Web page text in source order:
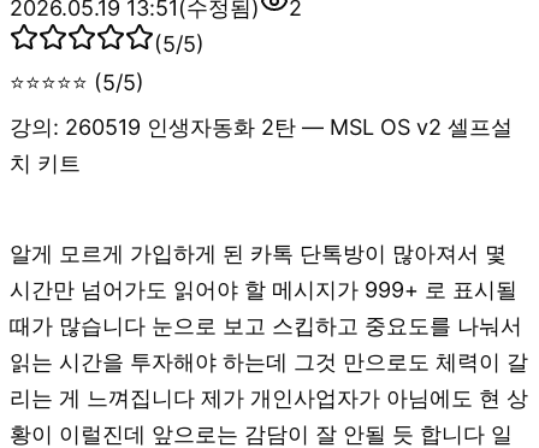
2026.05.19 13:51(수정됨)
2
(5/5)
⭐⭐⭐⭐⭐ (5/5)
강의: 260519 인생자동화 2탄 — MSL OS v2 셀프설
치 키트
알게 모르게 가입하게 된 카톡 단톡방이 많아져서 몇
시간만 넘어가도 읽어야 할 메시지가 999+ 로 표시될
때가 많습니다 눈으로 보고 스킵하고 중요도를 나눠서
읽는 시간을 투자해야 하는데 그것 만으로도 체력이 갈
리는 게 느껴집니다 제가 개인사업자가 아님에도 현 상
황이 이럴진데 앞으로는 감담이 잘 안될 듯 합니다 일